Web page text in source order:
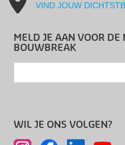
VIND JOUW
MELD JE AAN VOOR DE
BOUWBREAK
WIL JE ONS VOLGEN?